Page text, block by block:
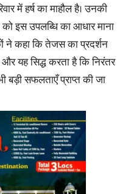
में हर्ष का माहौल है। उनकी
इस उपलब्धि का आधार माना
ने कहा कि तेजस का प्रदर्शन
और यह सिद्ध करता है कि निरंतर
बड़ी सफलताएँ प्राप्त की जा